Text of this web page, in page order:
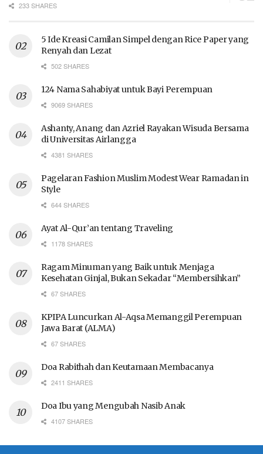
233 SHARES
5 Ide Kreasi Camilan Simpel dengan Rice Paper yang
Renyah dan Lezat
502 SHARES
124 Nama Sahabiyat untuk Bayi Perempuan
9069 SHARES
Ashanty, Anang dan Azriel Rayakan Wisuda Bersama
di Universitas Airlangga
4381 SHARES
Pagelaran Fashion Muslim Modest Wear Ramadan in
Style
644 SHARES
Ayat Al-Qur’an tentang Traveling
1178 SHARES
Ragam Minuman yang Baik untuk Menjaga
Kesehatan Ginjal, Bukan Sekadar “Membersihkan”
67 SHARES
KPIPA Luncurkan Al-Aqsa Memanggil Perempuan
Jawa Barat (ALMA)
67 SHARES
Doa Rabithah dan Keutamaan Membacanya
2411 SHARES
Doa Ibu yang Mengubah Nasib Anak
4107 SHARES